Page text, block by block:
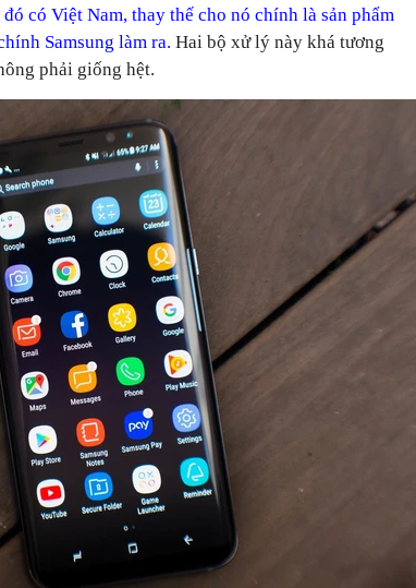
có Việt Nam, thay thế cho nó chính là sản phẩm
Samsung làm ra. Hai bộ xử lý này khá tương
phải giống hệt.